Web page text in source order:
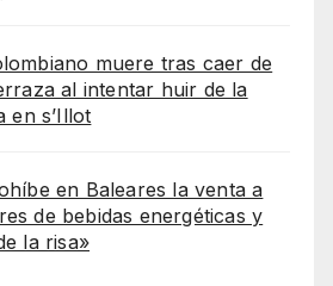
muere tras caer de
al intentar huir de la
en s’Illot
en Baleares la venta a
de bebidas energéticas y
la risa»